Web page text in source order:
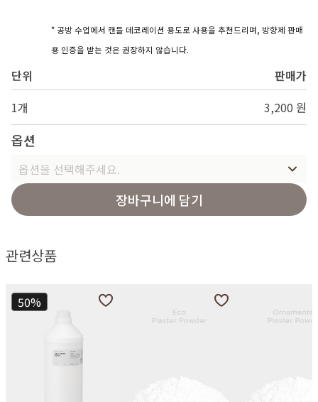
* 공방 수업에서 캔들 데코레이션 용도로 사용을 추천드리며, 방향제 판매
용 인증을 받는 것은 권장하지 않습니다.
단위
판매가
1개
3,200 원
옵션
옵션을 선택해주세요.
장바구니에 담기
관련상품
50%